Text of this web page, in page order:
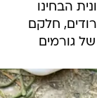
הבחינו
חלקם
גורמים